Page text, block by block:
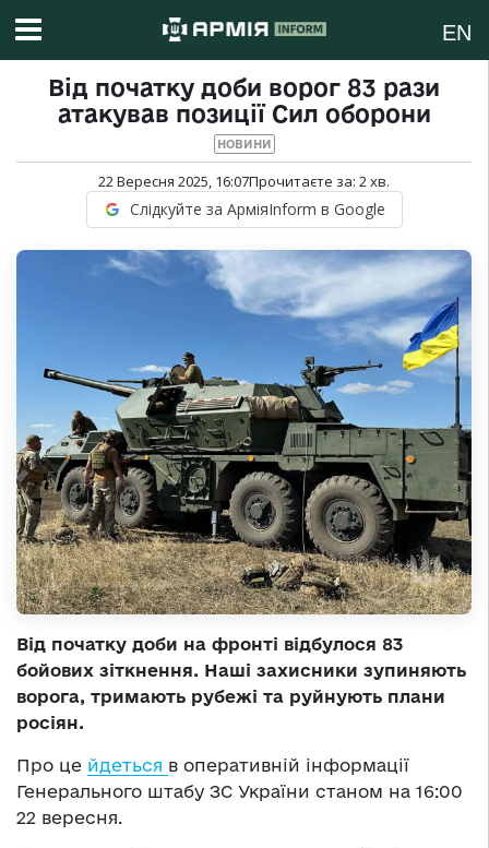
EN
Від початку доби ворог 83 рази
атакував позиції Сил оборони
НОВИНИ
22 Вересня 2025, 16:07Прочитаєте за: 2хв.
Слідкуйте за АрміяInform в Google
Від початку доби на фронті відбулося 83
бойових зіткнення. Наші захисники зупиняють
ворога, тримають рубежі та руйнують плани
росіян.
Про це йдеться в оперативній інформації
Генерального штабу ЗС України станом на 16:00
22 вересня.